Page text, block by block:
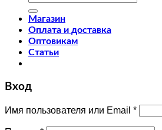
Магазин
Оплата и доставка
Оптовикам
Статьи
Вход
Имя пользователя или Email *